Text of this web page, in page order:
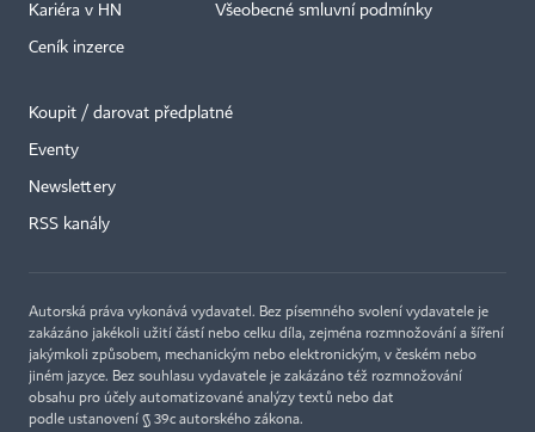
Kariéra v HN
Ceník inzerce
Všeobecné smluvní podmínky
Koupit / darovat předplatné
Eventy
Newslettery
RSS kanály
Autorská práva vykonává vydavatel. Bez písemného svolení vydavatele je
zakázáno jakékoli užití částí nebo celku díla, zejména rozmnožování a šíření
jakýmkoli způsobem, mechanickým nebo elektronickým, v českém nebo
jiném jazyce. Bez souhlasu vydavatele je zakázáno též rozmnožování
obsahu pro účely automatizované analýzy textů nebo dat
podle ustanovení § 39c autorského zákona.